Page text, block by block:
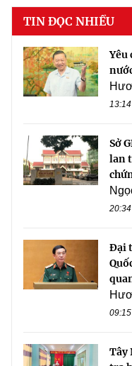
TIN ĐỌC NHIỀU
Yêu
Sở
lan
Đại
Tây